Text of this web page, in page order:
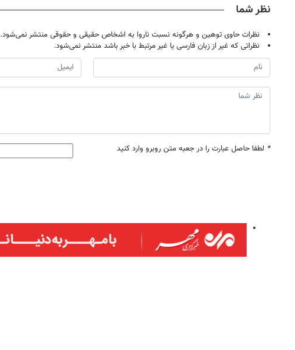
نظر شما
نظرات حاوی توهین و هرگونه نسبت ناروا به اشخاص حقیقی و حقوقی منتشر نمی‌شود.
نظراتی که غیر از زبان فارسی یا غیر مرتبط با خبر باشد منتشر نمی‌شود.
* لطفا حاصل عبارت را در جعبه متن روبرو وارد کنید